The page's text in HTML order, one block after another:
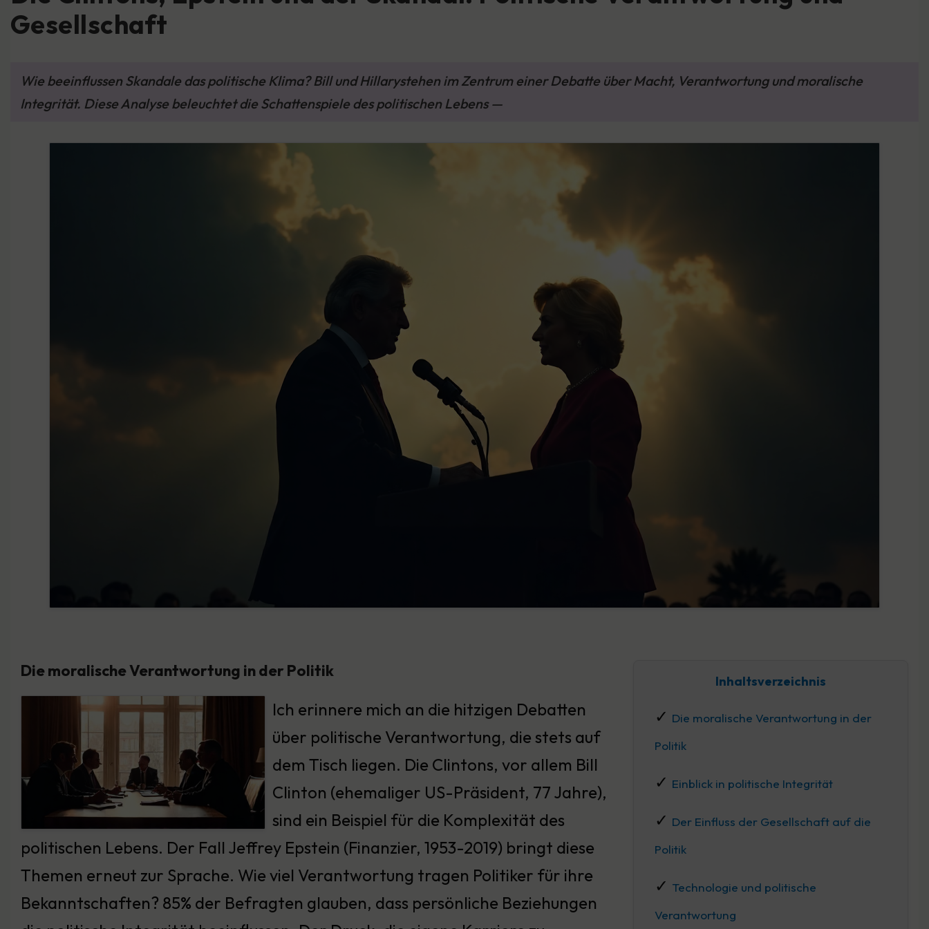
Gesellschaft
Wie beeinflussen Skandale das politische Klima? Bill und Hillarystehen im Zentrum einer Debatte über Macht, Verantwortung und moralische
Integrität. Diese Analyse beleuchtet die Schattenspiele des politischen Lebens —
Inhaltsverzeichnis
Die moralische Verantwortung in der
Politik
Einblick in politische Integrität
Der Einfluss der Gesellschaft auf die
Politik
Technologie und politische
Verantwortung
Die moralische Verantwortung in der Politik
Ich erinnere mich an die hitzigen Debatten
über politische Verantwortung, die stets auf
dem Tisch liegen. Die Clintons, vor allem Bill
Clinton (ehemaliger US-Präsident, 77 Jahre),
sind ein Beispiel für die Komplexität des
politischen Lebens. Der Fall Jeffrey Epstein (Finanzier, 1953-2019) bringt diese
Themen erneut zur Sprache. Wie viel Verantwortung tragen Politiker für ihre
Bekanntschaften? 85% der Befragten glauben, dass persönliche Beziehungen